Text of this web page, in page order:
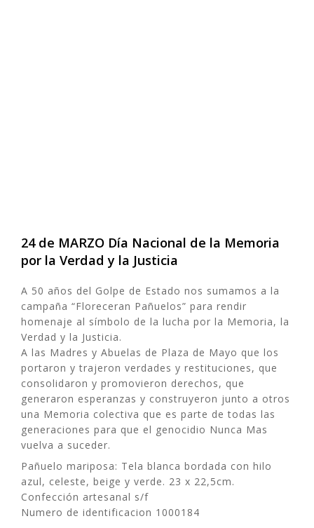
24 de MARZO Día Nacional de la Memoria
por la Verdad y la Justicia
A 50 años del Golpe de Estado nos sumamos a la
campaña “Floreceran Pañuelos” para rendir
homenaje al símbolo de la lucha por la Memoria, la
Verdad y la Justicia.
A las Madres y Abuelas de Plaza de Mayo que los
portaron y trajeron verdades y restituciones, que
consolidaron y promovieron derechos, que
generaron esperanzas y construyeron junto a otros
una Memoria colectiva que es parte de todas las
generaciones para que el genocidio Nunca Mas
vuelva a suceder.
Pañuelo mariposa: Tela blanca bordada con hilo
azul, celeste, beige y verde. 23 x 22,5cm.
Confección artesanal s/f
Numero de identificacion 1000184